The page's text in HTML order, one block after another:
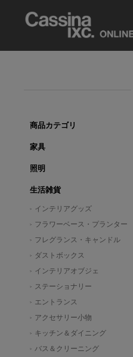
商品カテゴリ
家具
照明
生活雑貨
インテリアグッズ
フラワーベース・プランター
フレグランス・キャンドル
ダストボックス
インテリアオブジェ
ステーショナリー
エントランス
アクセサリー小物
キッチン＆ダイニング
バス＆クリーニング